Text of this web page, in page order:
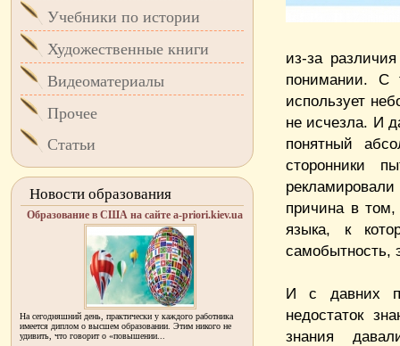
из-за
понимании. С
использует
не исчезла. И
понятный
сторонники
причина в том,
языка, к
самобытность,
И с давних
недостаток
знания
Учебники по истории
Художественные книги
Видеоматериалы
Прочее
Статьи
Новости образования
Образование в США на сайте a-priori.kiev.ua
На сегодняшний день, практически у каждого работника
имеется диплом о высшем образовании. Этим никого не
удивить, что говорит о «повышении...